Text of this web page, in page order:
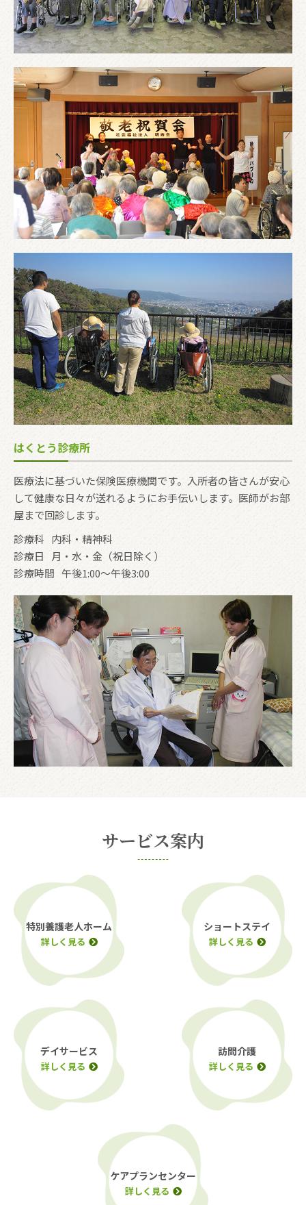
はくとう診療所
医療法に基づいた保険医療機関です。入所者の皆さんが安心
して健康な日々が送れるようにお手伝いします。医師がお部
屋まで回診します。
診療科
内科・精神科
診療日
月・水・金（祝日除く）
診療時間 午後1:00〜午後3:00
サービス案内
特別養護老人ホーム
詳しく見る
ショートステイ
詳しく見る
デイサービス
詳しく見る
訪問介護
詳しく見る
ケアプランセンター
詳しく見る